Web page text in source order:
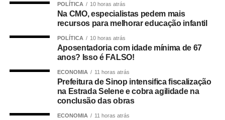
(IBGE)”, disse a entidade.
(CNI) lembrou que os juros estão em patamar restritivo há
55 meses, e que Selic está 3,6 pontos percentuais acima
da taxa calculada com base na Regra de Taylor, estimada
em 10,4%. Esta regra permite calcular uma taxa de juros
que proporcione o controle da inflação sem desestimular
o crescimento da economia.
POLÍTICA 10 horas atrás
Na CMO, especialistas pedem mais
recursos para melhorar educação infantil
POLÍTICA 10 horas atrás
Aposentadoria com idade mínima de 67
anos? Isso é FALSO!
ECONOMIA 11 horas atrás
Prefeitura de Sinop intensifica fiscalização
na Estrada Selene e cobra agilidade na
conclusão das obras
ECONOMIA 11 horas atrás